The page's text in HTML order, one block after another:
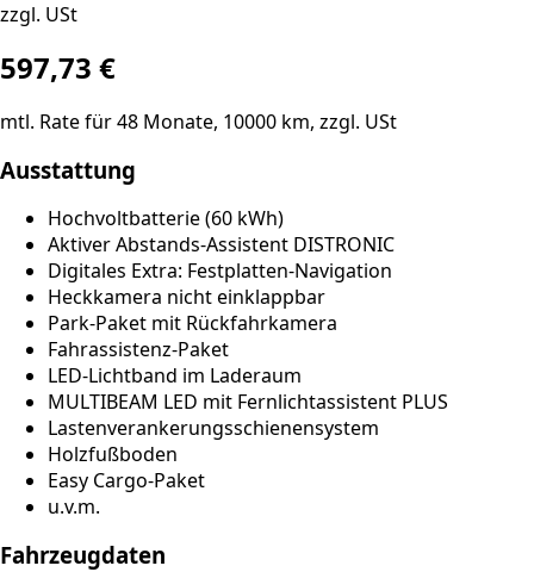
zzgl. USt
597,73 €
mtl. Rate für48 Monate, 10000 km, zzgl. USt
Ausstattung
Hochvoltbatterie (60 kWh)
Aktiver Abstands-Assistent DISTRONIC
Digitales Extra: Festplatten-Navigation
Heckkamera nicht einklappbar
Park-Paket mit Rückfahrkamera
Fahrassistenz-Paket
LED-Lichtband im Laderaum
MULTIBEAM LED mit Fernlichtassistent PLUS
Lastenverankerungsschienensystem
Holzfußboden
Easy Cargo-Paket
u.v.m.
Fahrzeugdaten